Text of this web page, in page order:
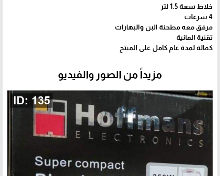
خلاط سعة 1.5 لتر
4 سرعات
مرفق معه مطحنة البن والبهارات
تقنية المانية
كفالة لمدة عام كامل على المنتج
مزيداً من الصور والفيديو